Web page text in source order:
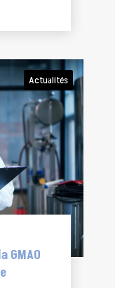
Actualités
GMAO